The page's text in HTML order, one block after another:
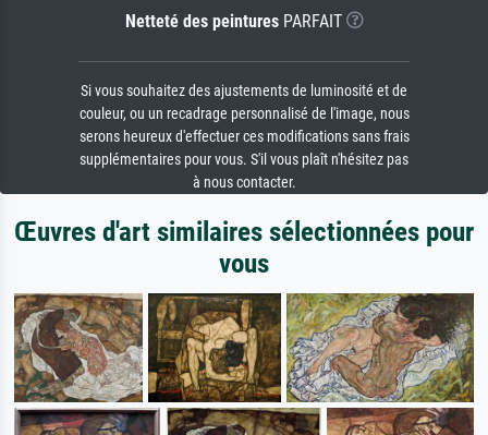
Netteté des peinturesPARFAIT
Si vous souhaitez des ajustements de luminosité et de
couleur, ou un recadrage personnalisé de l'image, nous
serons heureux d'effectuer ces modifications sans frais
supplémentaires pour vous. S'il vous plaît n'hésitez pas
à nous contacter.
Œuvres d'art similaires sélectionnées pour
vous